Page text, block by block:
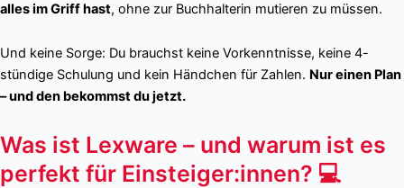
alles im Griff hast, ohne zur Buchhalterin mutieren zu müssen.
Und keine Sorge: Du brauchst keine Vorkenntnisse, keine 4-
stündige Schulung und kein Händchen für Zahlen. Nur einen Plan
– und den bekommst du jetzt.
Was ist Lexware – und warum ist es
perfekt für Einsteiger:innen? 💻